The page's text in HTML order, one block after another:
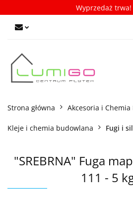
Wyprzedaż trwa!
Strona główna Akcesoria i
Kleje i chemia budowlana Fugi i
"SREBRNA" Fuga
111 - 5